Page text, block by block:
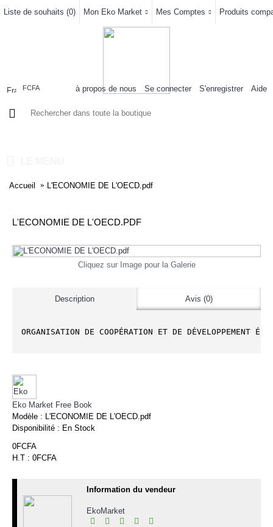
Liste de souhaits (0) Mon Eko Market Mes Comptes Produits
FCFA à propos de nous Se connecter S'enregistrer Aide
Accueil L'ECONOMIE DE L'OECD.pdf
L'ECONOMIE DE L'OECD.PDF
Cliquez sur Image pour la Galerie
Description Avis (0)
ORGANISATION DE COOPÉRATION ET DE DÉVELOPPEMENT
Eko Market Free Book
Modèle : L'ECONOMIE DE L'OECD.pdf
Disponibilité : En Stock
0FCFA
H.T : 0FCFA
Information du vendeur
EkoMarket